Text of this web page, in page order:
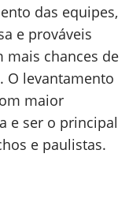
das equipes,
e prováveis
mais chances de
O levantamento
maior
e ser o principal
e paulistas.